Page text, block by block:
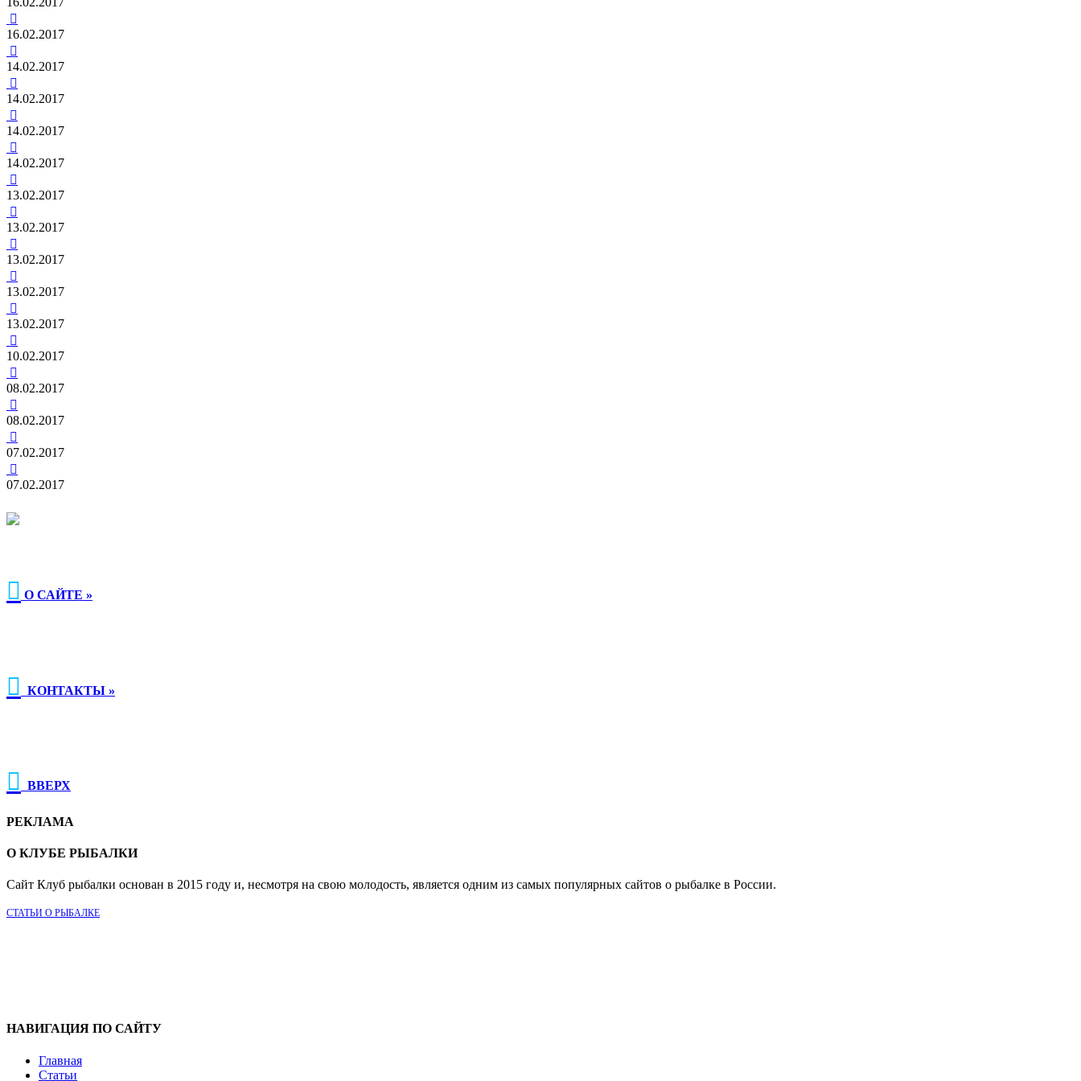

16.02.2017

14.02.2017

14.02.2017

14.02.2017

14.02.2017

13.02.2017

13.02.2017

13.02.2017

13.02.2017

13.02.2017

10.02.2017

08.02.2017

08.02.2017

07.02.2017

07.02.2017
 О САЙТЕ »
 КОНТАКТЫ »
 ВВЕРХ
РЕКЛАМА
О КЛУБЕ РЫБАЛКИ
Сайт Клуб рыбалки основан в 2015 году и, несмотря на свою молодость, является одним из самых популярных сайтов о рыбалке в России.
СТАТЬИ О РЫБАЛКЕ
НАВИГАЦИЯ ПО САЙТУ
Главная
Статьи